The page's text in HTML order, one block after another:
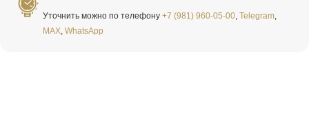
Уточнить можно по телефону +7 (981) 960-05-00 Telegram
MAX WhatsApp